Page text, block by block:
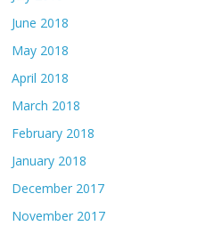
June 2018
May 2018
April 2018
March 2018
February 2018
January 2018
December 2017
November 2017